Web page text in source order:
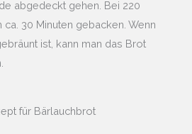
abgedeckt gehen. Bei 220
30 Minuten gebacken. Wenn
ist, kann man das Brot